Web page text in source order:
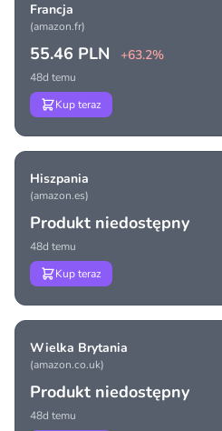
Francja
(amazon.fr)
55.46 PLN +63.2%
48d temu
Kup teraz
Hiszpania
(amazon.es)
Produkt niedostępny
48d temu
Kup teraz
Wielka Brytania
(amazon.co.uk)
Produkt niedostępny
48d temu